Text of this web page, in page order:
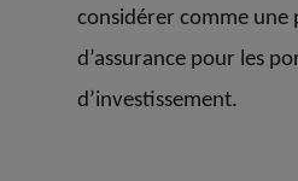
considérer comme une
d’assurance pour les
d’investissement.